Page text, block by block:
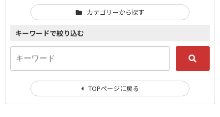
カテゴリーから探す
キーワードで絞り込む
TOPページに戻る